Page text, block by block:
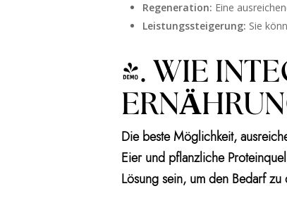
Regeneration: Eine
Leistungssteigerung: Sie
4. WIE
Die beste Möglichkeit,
Eier und pflanzliche
Lösung sein, um den Bedarf zu